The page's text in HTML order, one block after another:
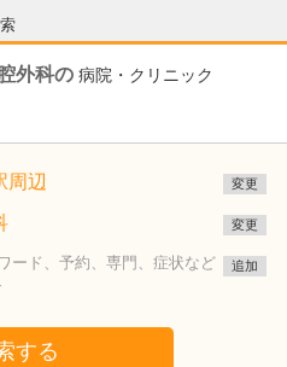
外科の 病院・クリニック
周辺 変更
変更
ード、予約、専門、症状など
追加
する